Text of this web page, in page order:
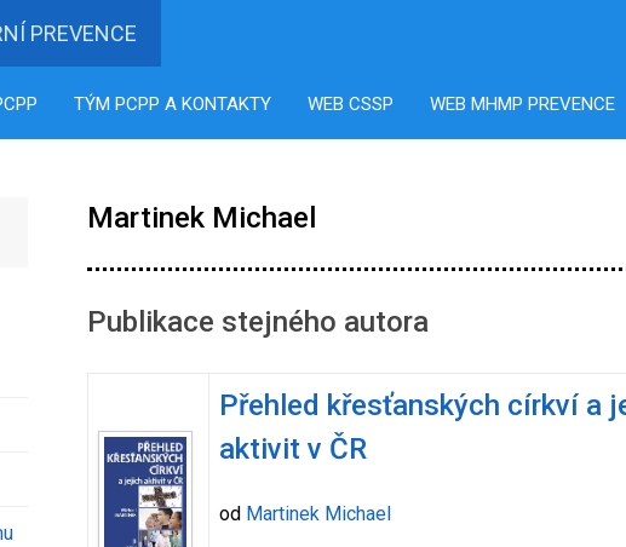
PREVENCE
TÝM PCPP A KONTAKTY WEB CSSP WEB MHMP PREVENCE
Martinek Michael
Publikace stejného autora
Přehled křesťanských církví a
aktivit v ČR
od Martinek Michael